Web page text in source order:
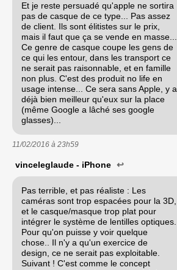
Et je reste persuadé qu'apple ne sortira
pas de casque de ce type... Pas assez
de client. Ils sont élitistes sur le prix,
mais il faut que ça se vende en masse...
Ce genre de casque coupe les gens de
ce qui les entour, dans les transport ce
ne serait pas raisonnable, et en famille
non plus. C'est des produit no life en
usage intense... Ce sera sans Apple, y a
déjà bien meilleur qu'eux sur la place
(même Google a lâché ses google
glasses)...
11/02/2016 à 23h59
vinceleglaude - iPhone ↩
Pas terrible, et pas réaliste : Les
caméras sont trop espacées pour la 3D,
et le casque/masque trop plat pour
intégrer le système de lentilles optiques.
Pour qu'on puisse y voir quelque
chose.. Il n'y a qu'un exercice de
design, ce ne serait pas exploitable.
Suivant ! C'est comme le concept